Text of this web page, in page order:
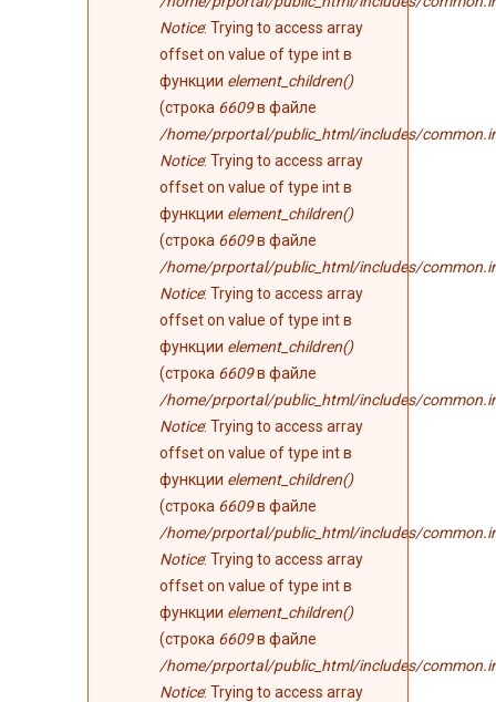
Notice: Trying to access array
offset on value of type int в
функции element_children()
(строка 6609в файле
/home/prportal/public_html/includes/
Notice: Trying to access array
offset on value of type int в
функции element_children()
(строка 6609в файле
/home/prportal/public_html/includes/
Notice: Trying to access array
offset on value of type int в
функции element_children()
(строка 6609в файле
/home/prportal/public_html/includes/
Notice: Trying to access array
offset on value of type int в
функции element_children()
(строка 6609в файле
/home/prportal/public_html/includes/
Notice: Trying to access array
offset on value of type int в
функции element_children()
(строка 6609в файле
/home/prportal/public_html/includes/
Notice: Trying to access array